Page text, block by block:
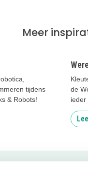
Meer
tijdens
& Robots!
de
ieder